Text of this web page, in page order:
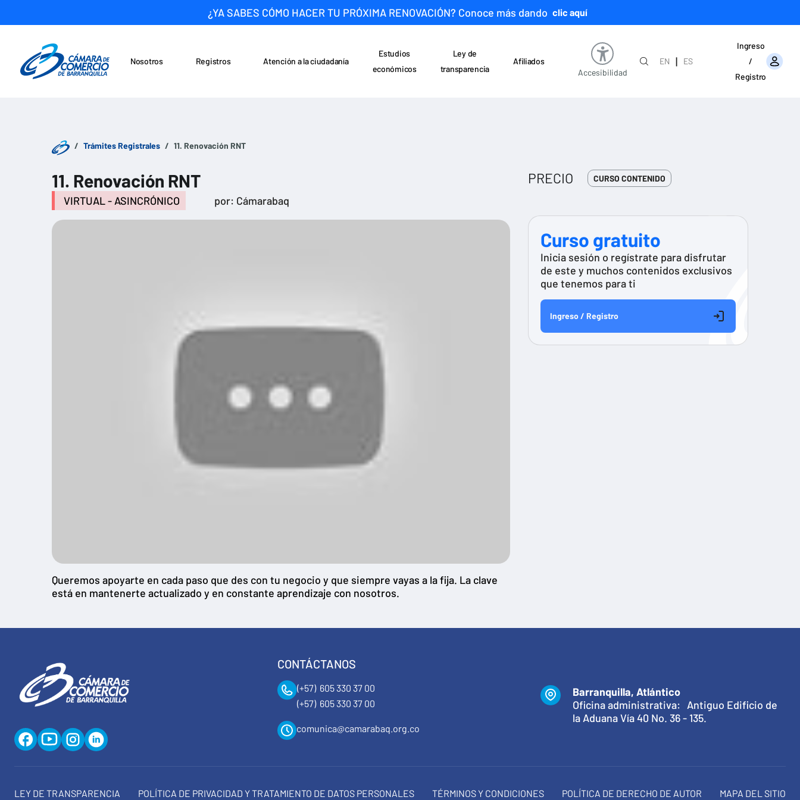
¿YA SABES CÓMO HACER TU PRÓXIMA RENOVACIÓN? Conoce más dando clic aquí
Nosotros Registros
Atención a la ciudadanía
Estudios
económicos
Ley de
transparencia
Afiliados
Accesibilidad
EN |
ES
Ingreso
/
Registro
Trámites Registrales 11. Renovación RNT
11. Renovación RNT
VIRTUAL - ASINCRÓNICO por: Cámarabaq
Queremos apoyarte en cada paso que des con tu negocio y que siempre vayas a la fija. La clave
está en mantenerte actualizado y en constante aprendizaje con nosotros.
PRECIO CURSO CONTENIDO
Curso gratuito
Inicia sesión o regístrate para disfrutar
de este y muchos contenidos exclusivos
que tenemos para ti
Ingreso / Registro
CONTÁCTANOS
(+57) 605 330 37 00
(+57) 605 330 37 00
comunica@camarabaq.org.co
Barranquilla, Atlántico
Oficina administrativa: Antiguo Edificio de
la Aduana Vía 40 No. 36 - 135.
LEY DE TRANSPARENCIA POLÍTICA DE PRIVACIDAD Y TRATAMIENTO DE DATOS PERSONALES TÉRMINOS Y CONDICIONES POLÍTICA DE DERECHO DE AUTOR MAPA DEL SITIO